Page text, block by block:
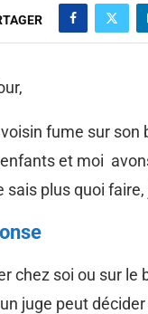
fume sur son
et moi
sais plus quoi
chez soi ou sur le
juge peut